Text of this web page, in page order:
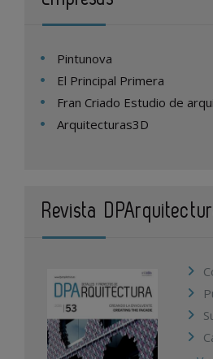
Pintunova
El Principal Primera
Fran Criado Estudio de
Arquitecturas3D
Revista